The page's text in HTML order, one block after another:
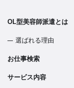
OL型美容師派遣とは
選ばれる理由
お仕事検索
サービス内容